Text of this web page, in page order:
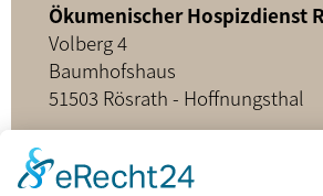
Ökumenischer Hospizdienst
Volberg 4
Baumhofshaus
51503 Rösrath - Hoffnungsthal
02205 - 898349
buero@hospizdienst-roesrath.de